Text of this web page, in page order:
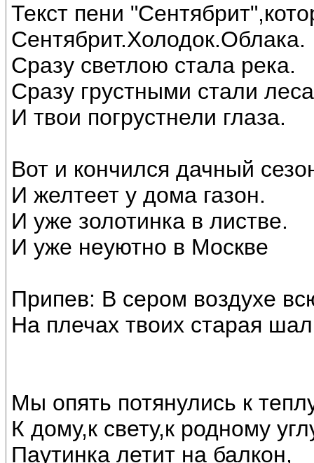
Текст пени
Сентябрит.Холодок.Облака.
Сразу светлою стала река.
Сразу грустными стали
И твои погрустнели глаза.
Вот и кончился дачный
И желтеет у дома газон.
И уже золотинка в листве.
И уже неуютно в Москве
Припев: В сером воздухе
На плечах твоих старая
Мы опять потянулись к
К дому,к свету,к родному
Паутинка летит на балкон,